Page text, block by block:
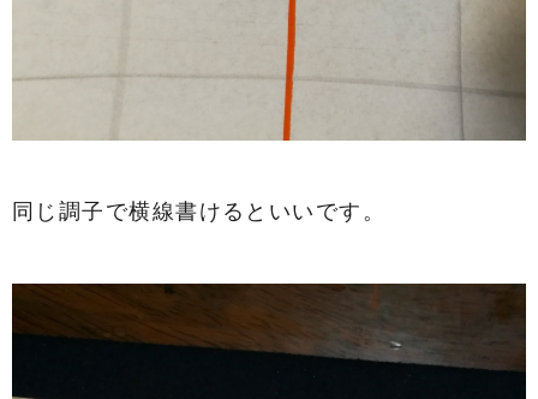
同じ調子で横線書けるといいです。